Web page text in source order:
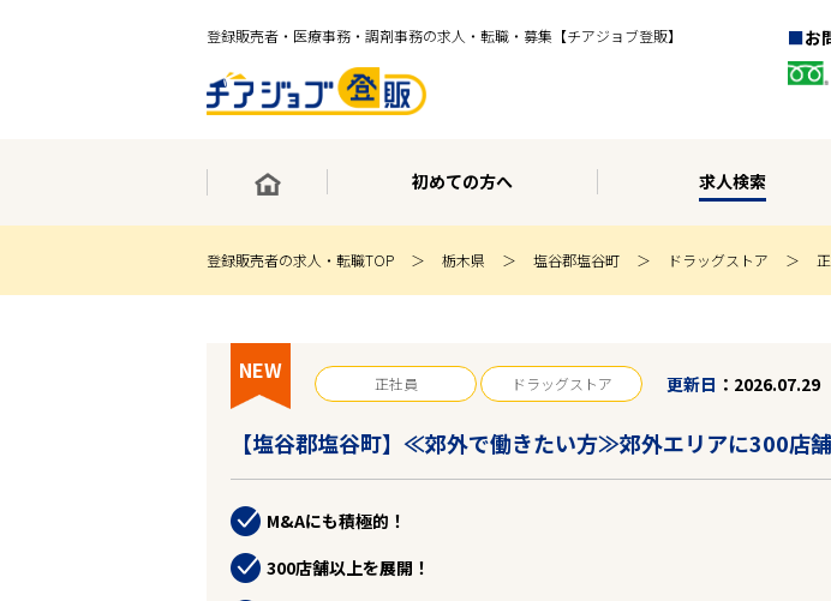
登録販売者・医療事務・調剤事務の求人・転職・募集【チアジョブ登販】 お
初めての方へ 求人検索
登録販売者の求人・転職TOP 栃木県 塩谷郡塩谷町 ドラッグストア
NEW 正社員 ドラッグストア 更新日 2026.07.29
【塩谷郡塩谷町】≪郊外で働きたい方≫郊外エリアに300店
M&Aにも積極的！
300店舗以上を展開！